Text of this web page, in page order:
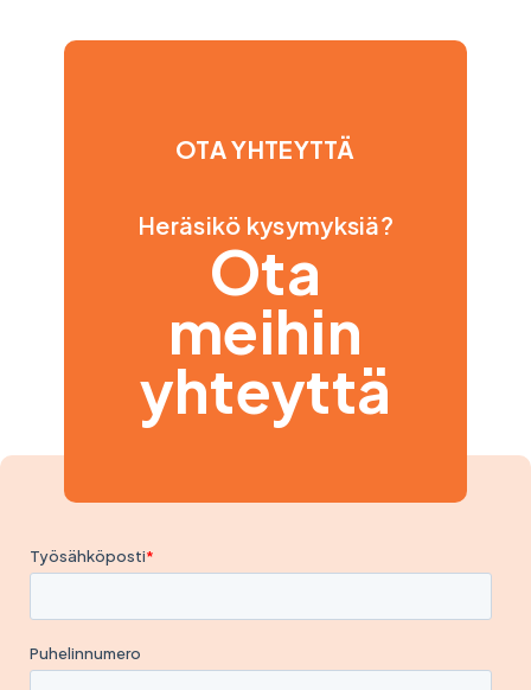
OTA YHTEYTTÄ
Heräsikö kysymyksiä?
Ota
meihin
yhteyttä